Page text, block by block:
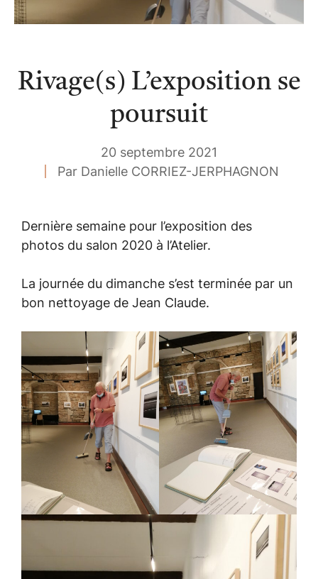
Rivage(s) L’exposition se
poursuit
20 septembre 2021
Par Danielle CORRIEZ-JERPHAGNON
Dernière semaine pour l’exposition des
photos du salon 2020 à l’Atelier.
La journée du dimanche s’est terminée par un
bon nettoyage de Jean Claude.